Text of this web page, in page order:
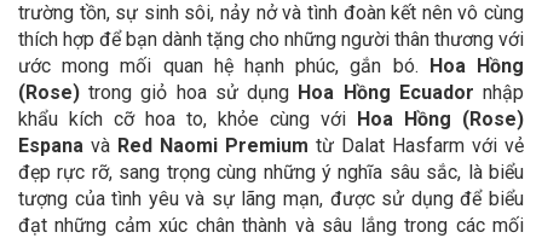
trường tồn, sự sinh sôi, nảy nở và tình đoàn kết nên vô cùng
thích hợp để bạn dành tặng cho những người thân thương với
ước mong mối quan hệ hạnh phúc, gắn bó. Hoa Hồng
(Rose) trong giỏ hoa sử dụng Hoa Hồng Ecuador nhập
khẩu kích cỡ hoa to, khỏe cùng với Hoa Hồng (Rose)
Espana và Red Naomi Premium từ Dalat Hasfarm với vẻ
đẹp rực rỡ, sang trọng cùng những ý nghĩa sâu sắc, là biểu
tượng của tình yêu và sự lãng mạn, được sử dụng để biểu
đạt những cảm xúc chân thành và sâu lắng trong các mối